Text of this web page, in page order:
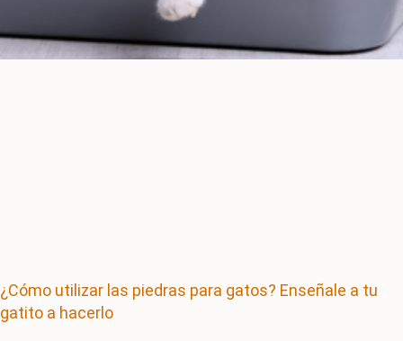
¿Cómo utilizar las piedras para gatos? Enseñale a tu
gatito a hacerlo